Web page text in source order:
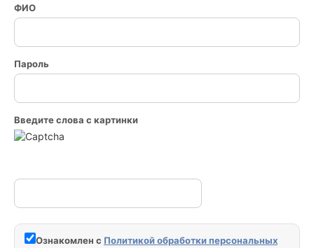
ФИО
Пароль
Введите слова с картинки
Ознакомлен с Политикой обработки персональных